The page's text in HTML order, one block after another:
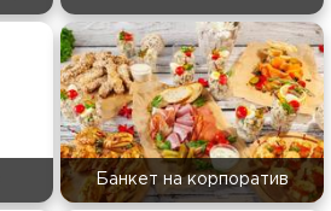
Банкет на корпоратив